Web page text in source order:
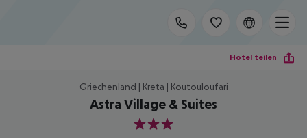
Hotel teilen
Griechenland | Kreta | Koutouloufari
Astra Village & Suites
3